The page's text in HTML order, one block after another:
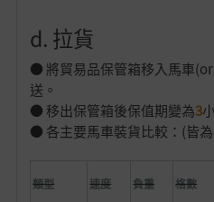
d. 拉貨
● 將貿易品保管箱移入馬車
送。
● 移出保管箱後保值期變為3
● 各主要馬車裝貨比較：(皆
類型 速度 負重 格數